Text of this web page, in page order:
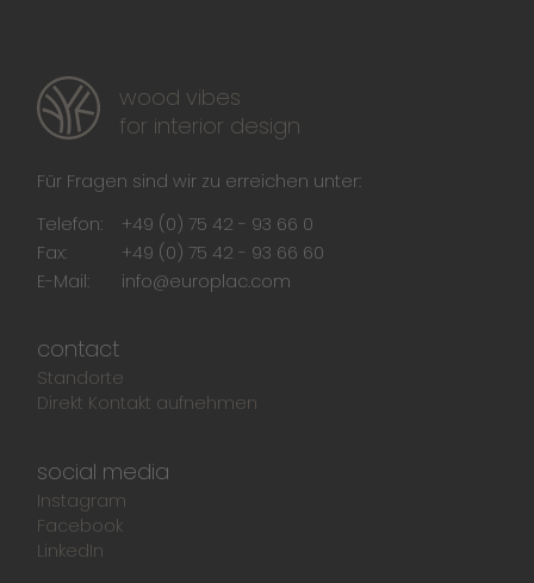
wood vibes
for interior design
Für Fragen sind wir zu erreichen unter:
Telefon:
+49 (0) 75 42 - 93 66 0
Fax:
+49 (0) 75 42 - 93 66 60
E-Mail:
info@europlac.com
contact
Standorte
Direkt Kontakt aufnehmen
social media
Instagram
Facebook
LinkedIn